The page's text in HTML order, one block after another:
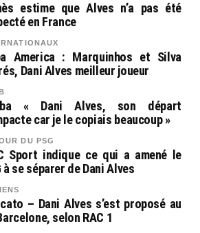
estime que Alves n’a pas été
en France
America : Marquinhos et Silva
Dani Alves meilleur joueur
« Dani Alves, son départ
car je le copiais beaucoup »
DU PSG
Sport indique ce qui a amené le
à se séparer de Dani Alves
– Dani Alves s’est proposé au
selon RAC 1